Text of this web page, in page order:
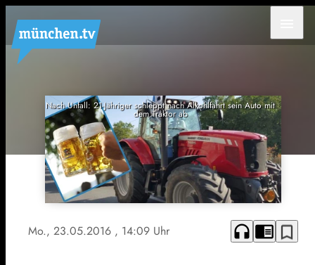
Nach Unfall: 21-Jähriger schleppt nach Alkohlfahrt sein Auto mit
dem Traktor ab
Mo., 23.05.2016 , 14:09 Uhr headphones chrome_reader_mode bookmark_border